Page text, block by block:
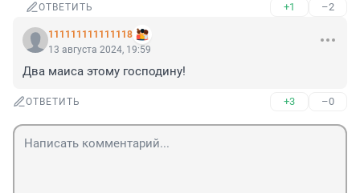
ОТВЕТИТЬ +1 –2
111111111111118
13 августа 2024, 19:59
Два маиса этому господину!
ОТВЕТИТЬ +3 –0